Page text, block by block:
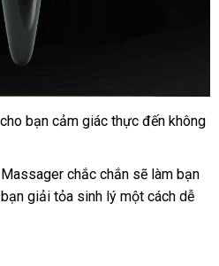
bạn cảm giác thực đến không
chắc chắn rẻ
nhất
sẽ làm bạn
giải tỏa sinh lý một cách dễ